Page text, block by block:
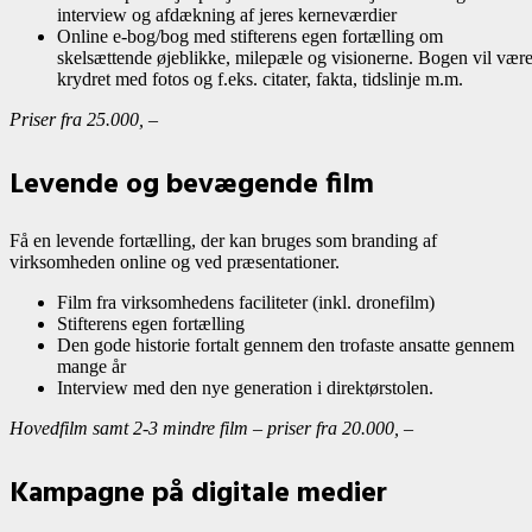
interview og afdækning af jeres kerneværdier
Online e-bog/bog med stifterens egen fortælling om
skelsættende øjeblikke, milepæle og visionerne. Bogen vil være
krydret med fotos og f.eks. citater, fakta, tidslinje m.m.
Priser fra 25.000, –
Levende og bevægende film
Få en levende fortælling, der kan bruges som branding af
virksomheden online og ved præsentationer.
Film fra virksomhedens faciliteter (inkl. dronefilm)
Stifterens egen fortælling
Den gode historie fortalt gennem den trofaste ansatte gennem
mange år
Interview med den nye generation i direktørstolen.
Hovedfilm samt 2-3 mindre film – priser fra 20.000, –
Kampagne på digitale medier